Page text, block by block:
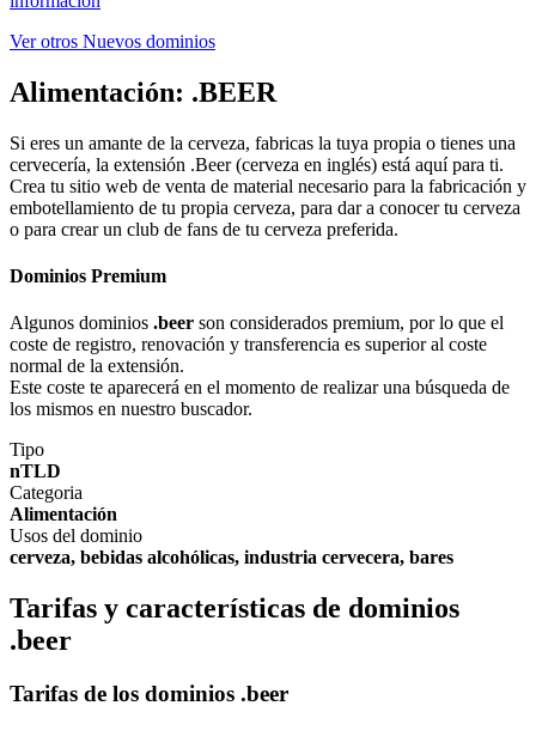
Ver otros Nuevos dominios
Alimentación: .BEER
Si eres un amante de la cerveza, fabricas la tuya propia o tienes una
cervecería, la extensión .Beer (cerveza en inglés) está aquí para ti.
Crea tu sitio web de venta de material necesario para la fabricación y
embotellamiento de tu propia cerveza, para dar a conocer tu cerveza
o para crear un club de fans de tu cerveza preferida.
Dominios Premium
Algunos dominios .beer son considerados premium, por lo que el
coste de registro, renovación y transferencia es superior al coste
normal de la extensión.
Este coste te aparecerá en el momento de realizar una búsqueda de
los mismos en nuestro buscador.
Tipo
nTLD
Categoria
Alimentación
Usos del dominio
cerveza, bebidas alcohólicas, industria cervecera, bares
Tarifas y características de dominios
.beer
Tarifas de los dominios .beer